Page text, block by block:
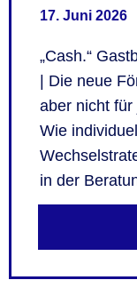
17. Juni 2026
„Cash.“
| Die neue
aber nicht
Wie
in der